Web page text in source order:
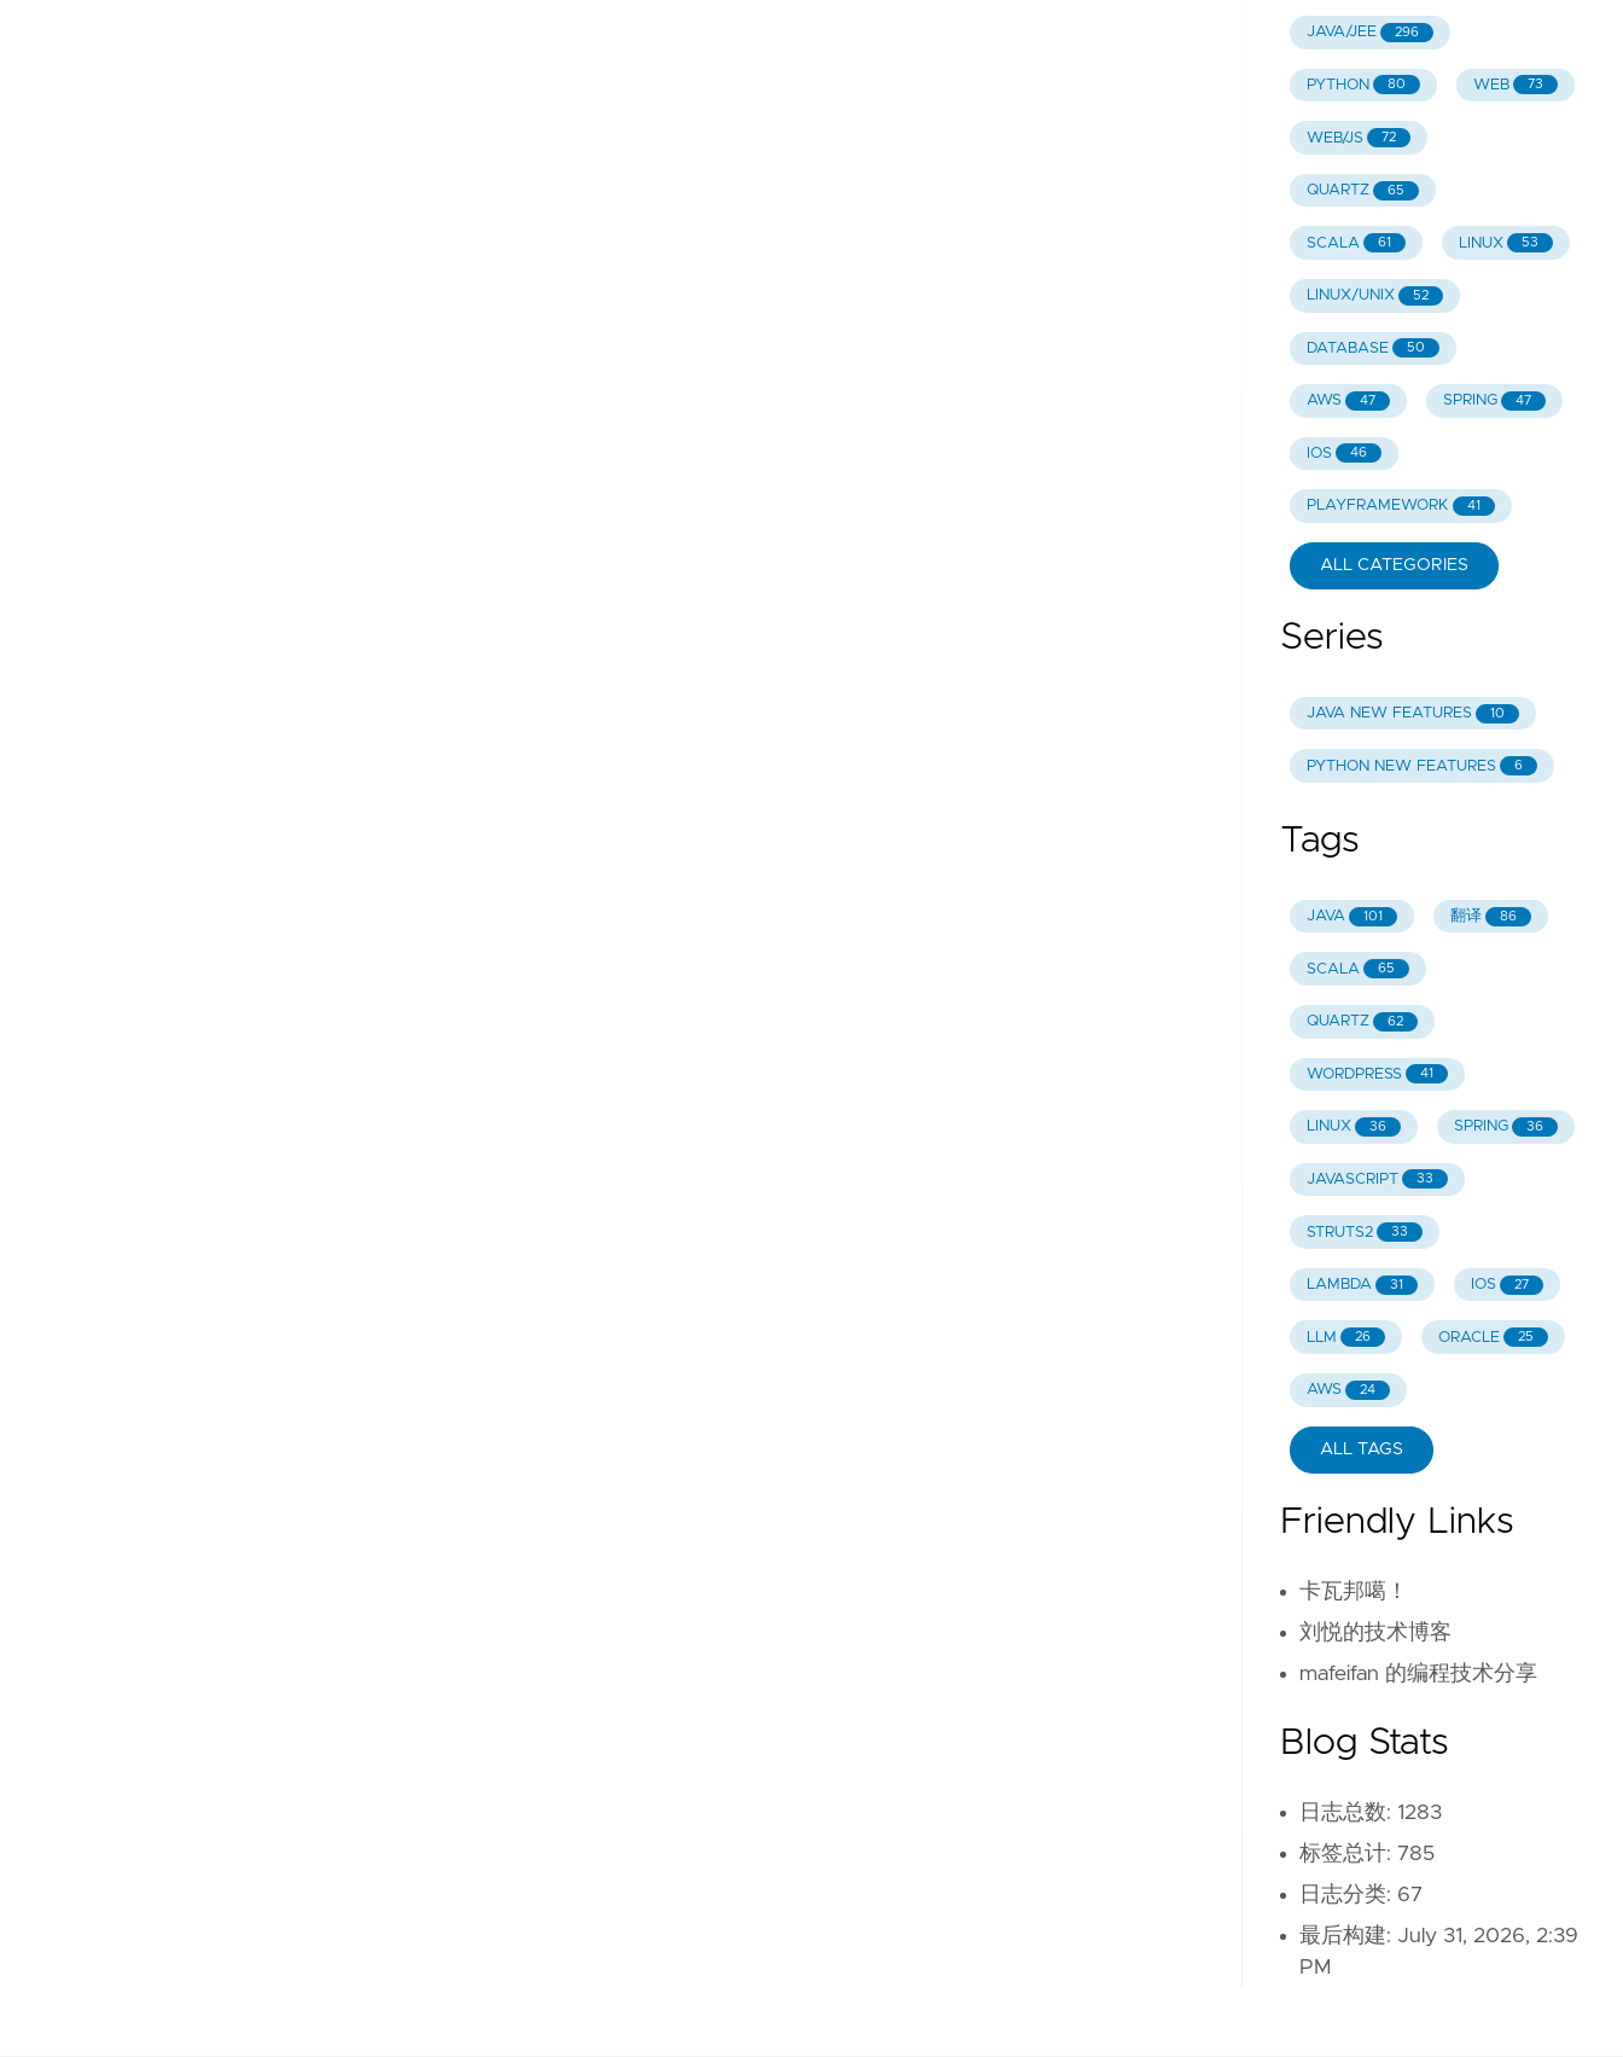
JAVA/JEE 296
PYTHON 80 WEB 73
WEB/JS 72
QUARTZ 65
SCALA 61 LINUX 53
LINUX/UNIX 52
DATABASE 50
AWS 47 SPRING 47
IOS 46
PLAYFRAMEWORK 41
ALL CATEGORIES
Series
JAVA NEW FEATURES 10
PYTHON NEW FEATURES 6
Tags
JAVA 101 翻译 86
SCALA 65
QUARTZ 62
WORDPRESS 41
LINUX 36 SPRING 36
JAVASCRIPT 33
STRUTS2 33
LAMBDA 31 IOS 27
LLM 26 ORACLE 25
AWS 24
ALL TAGS
Friendly Links
卡瓦邦噶！
刘悦的技术博客
mafeifan 的编程技术分享
Blog Stats
日志总数: 1283
标签总计: 785
日志分类: 67
最后构建: July 31, 2026, 2:39
PM